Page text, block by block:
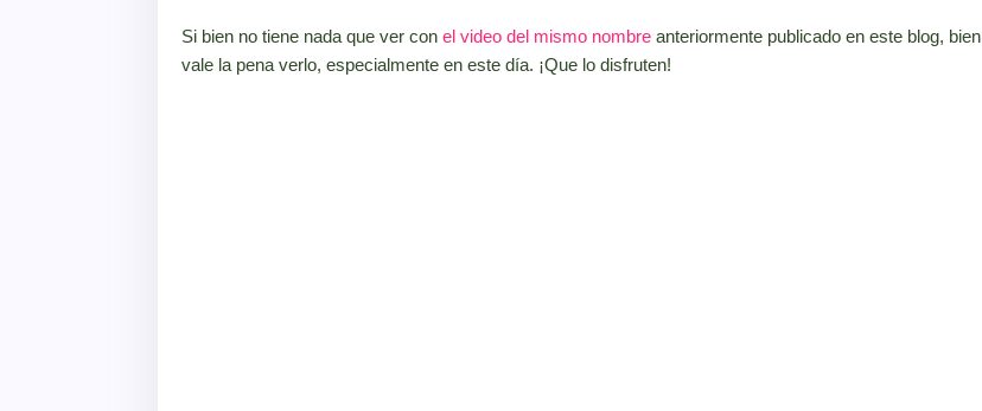
Si bien no tiene nada que ver con el video del mismo nombre anteriormente publicado en este blog, bien
vale la pena verlo, especialmente en este día. ¡Que lo disfruten!